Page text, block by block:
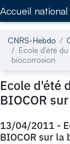
Accueil national
CNRS-Hebdo
Ecole d'été
biocorrosion
Ecole d'été
BIOCOR
13/04/2011 -
BIOCOR sur la